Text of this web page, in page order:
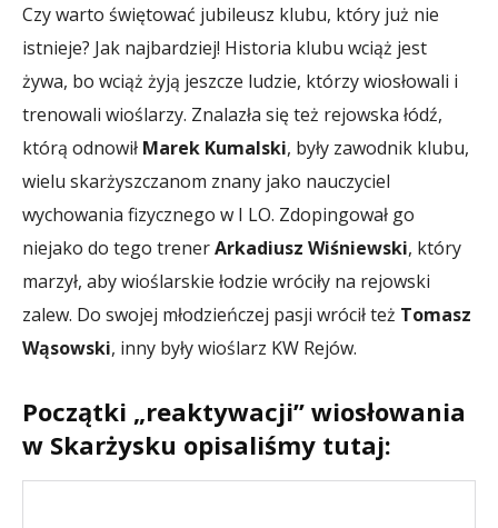
Czy warto świętować jubileusz klubu, który już nie
istnieje? Jak najbardziej! Historia klubu wciąż jest
żywa, bo wciąż żyją jeszcze ludzie, którzy wiosłowali i
trenowali wioślarzy. Znalazła się też rejowska łódź,
którą odnowił Marek Kumalski, były zawodnik klubu,
wielu skarżyszczanom znany jako nauczyciel
wychowania fizycznego w I LO. Zdopingował go
niejako do tego trenerArkadiusz Wiśniewski, który
marzył, aby wioślarskie łodzie wróciły na rejowski
zalew. Do swojej młodzieńczej pasji wrócił też Tomasz
Wąsowski, inny były wioślarz KW Rejów.
Początki „reaktywacji” wiosłowania
w Skarżysku opisaliśmy tutaj: